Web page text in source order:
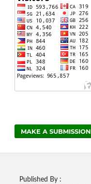
MAKE A SUBMISSION
Published By :